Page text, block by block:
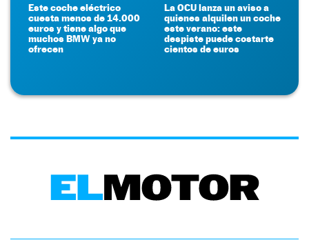
Este coche eléctrico
cuesta menos de 14.000
euros y tiene algo que
muchos BMW ya no
ofrecen
La OCU lanza un aviso a
quienes alquilen un coche
este verano: este
despiste puede costarte
cientos de euros